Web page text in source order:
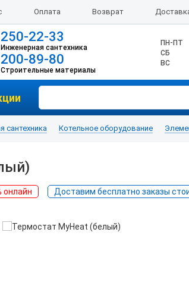
Оплата Возврат
250-22-33
Инженерная сантехника
200-89-80
Строительные материалы
ПН-ПТ
CБ
ВС
сантехника Котельное оборудование
онлайн Доставим бесплатно заказы